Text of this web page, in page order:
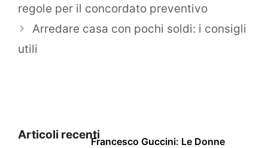
regole per il concordato preventivo
Arredare casa con pochi soldi: i consigli
utili
Articoli recentiFrancesco Guccini: Le Donne